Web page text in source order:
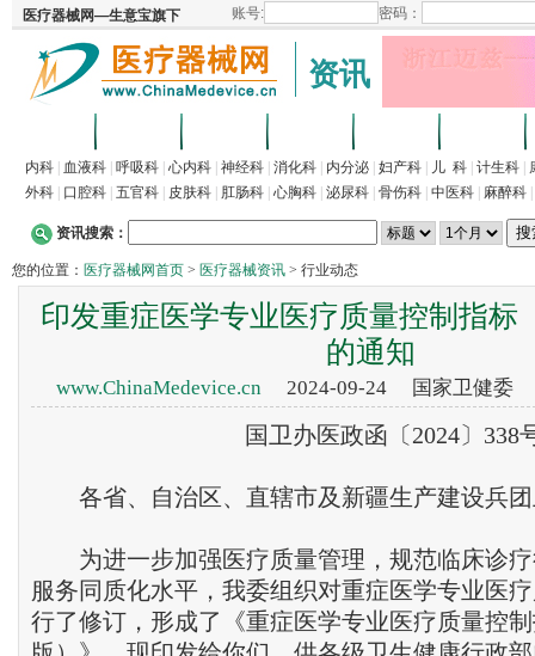
资讯
内科 血液科 呼吸科 心内科 神经科 消化科 内分泌 妇产科 儿 科 计生科
外科
口腔科 五官科 皮肤科 肛肠科 心胸科 泌尿科 骨伤科 中医科 麻醉科
资讯搜索：
您的位置： 医疗器械网首页 > 医疗器械资讯 > 行业动态
印发重症医学专业医疗质量控制指标
的通知
www.ChinaMedevice.cn2024-09-24 国家卫健委
国卫办医政函〔2024〕338
各省、自治区、直辖市及新疆生产建设兵团
为进一步加强医疗质量管理，规范临床诊疗
服务同质化水平，我委组织对重症医学专业医
行了修订，形成了《重症医学专业医疗质量控